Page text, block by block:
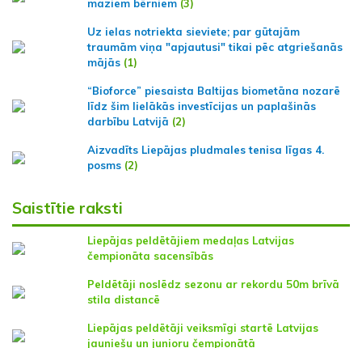
maziem bērniem (3)
Uz ielas notriekta sieviete; par gūtajām
traumām viņa "apjautusi" tikai pēc atgriešanās
mājās (1)
“Bioforce” piesaista Baltijas biometāna nozarē
līdz šim lielākās investīcijas un paplašinās
darbību Latvijā (2)
Aizvadīts Liepājas pludmales tenisa līgas 4.
posms (2)
Saistītie raksti
Liepājas peldētājiem medaļas Latvijas
čempionāta sacensībās
Peldētāji noslēdz sezonu ar rekordu 50m brīvā
stila distancē
Liepājas peldētāji veiksmīgi startē Latvijas
jauniešu un junioru čempionātā